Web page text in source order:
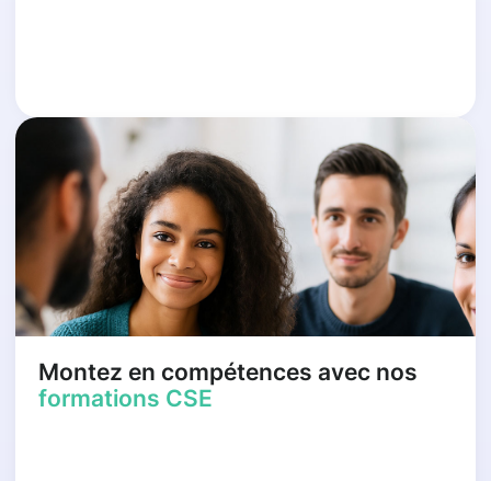
Montez en compétences avec nos
formations CSE